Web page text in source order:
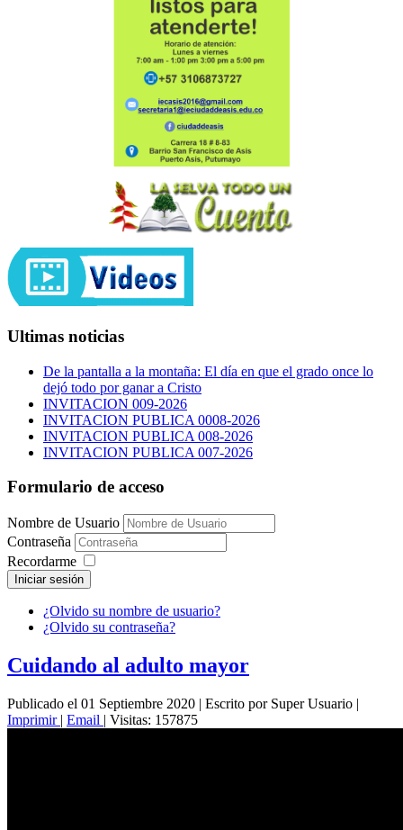
Ultimas noticias
De la pantalla a la montaña: El día en que el grado once lo
dejó todo por ganar a Cristo
INVITACION 009-2026
INVITACION PUBLICA 0008-2026
INVITACION PUBLICA 008-2026
INVITACION PUBLICA 007-2026
Formulario de acceso
Nombre de Usuario
Contraseña
Recordarme
Iniciar sesión
¿Olvido su nombre de usuario?
¿Olvido su contraseña?
Cuidando al adulto mayor
Publicado el 01 Septiembre 2020 | Escrito por Super Usuario |
Imprimir | Email | Visitas: 157875